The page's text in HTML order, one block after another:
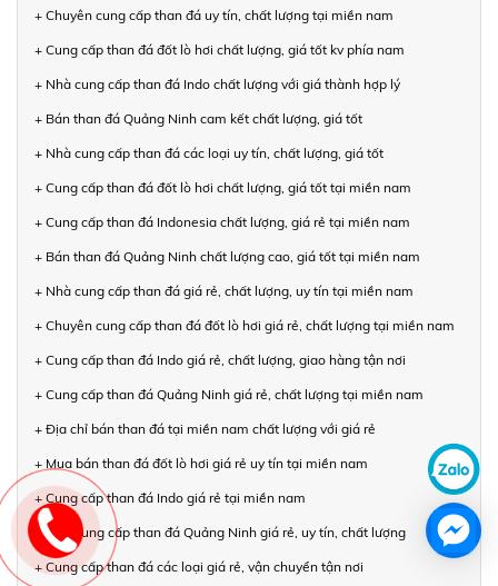
+ Chuyên cung cấp than đá uy tín, chất lượng tại miền nam
+ Cung cấp than đá đốt lò hơi chất lượng, giá tốt kv phía nam
+ Nhà cung cấp than đá Indo chất lượng với giá thành hợp lý
+ Bán than đá Quảng Ninh cam kết chất lượng, giá tốt
+ Nhà cung cấp than đá các loại uy tín, chất lượng, giá tốt
+ Cung cấp than đá đốt lò hơi chất lượng, giá tốt tại miền nam
+ Cung cấp than đá Indonesia chất lượng, giá rẻ tại miền nam
+ Bán than đá Quảng Ninh chất lượng cao, giá tốt tại miền nam
+ Nhà cung cấp than đá giá rẻ, chất lượng, uy tín tại miền nam
+ Chuyên cung cấp than đá đốt lò hơi giá rẻ, chất lượng tại miền nam
+ Cung cấp than đá Indo giá rẻ, chất lượng, giao hàng tận nơi
+ Cung cấp than đá Quảng Ninh giá rẻ, chất lượng tại miền nam
+ Địa chỉ bán than đá tại miền nam chất lượng với giá rẻ
+ Mua bán than đá đốt lò hơi giá rẻ uy tín tại miền nam
+ Cung cấp than đá Indo giá rẻ tại miền nam
+ Nhà cung cấp than đá Quảng Ninh giá rẻ, uy tín, chất lượng
+ Cung cấp than đá các loại giá rẻ, vận chuyển tận nơi